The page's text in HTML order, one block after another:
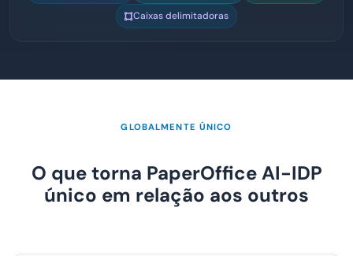
Caixas delimitadoras
GLOBALMENTE ÚNICO
O que torna PaperOffice AI-IDP
único em relação aos outros